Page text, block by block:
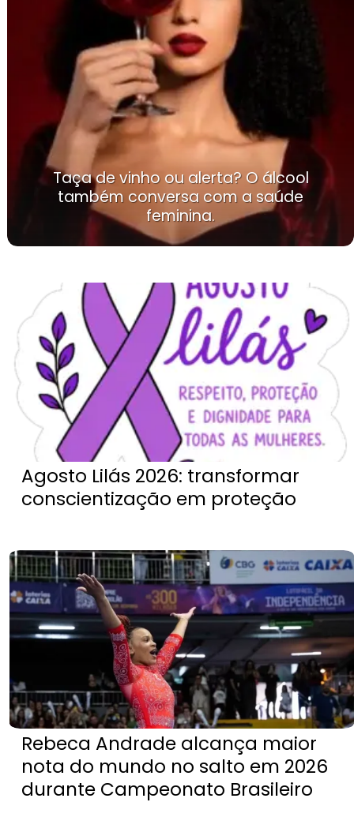
Taça de vinho ou alerta? O álcool
também conversa com a saúde
feminina.
Agosto Lilás 2026: transformar
conscientização em proteção
Rebeca Andrade alcança maior
nota do mundo no salto em 2026
durante Campeonato Brasileiro